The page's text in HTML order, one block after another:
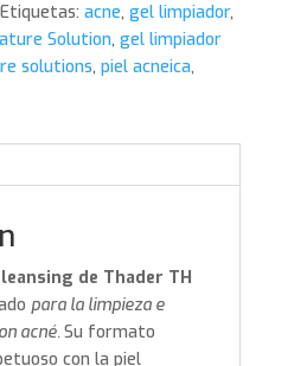
Etiquetas: acne, gel limpiador,
Solution, gel limpiador
solutions, piel acneica,
de Thader TH
para la limpieza e
acné.Su formato
con la piel